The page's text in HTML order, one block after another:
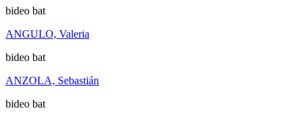
bideo bat
ANGULO, Valeria
bideo bat
ANZOLA, Sebastián
bideo bat